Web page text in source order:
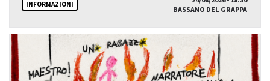
INFORMAZIONI
BASSANO DEL GRAPPA